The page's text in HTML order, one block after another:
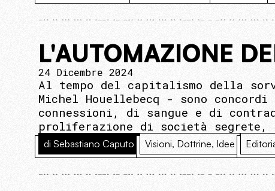
L'AUTOMAZIONE
24 Dicembre 2024
Al tempo del capitalismo della
Michel Houellebecq - sono
connessioni, di sangue e di
proliferazione di società
di Sebastiano Caputo Visioni, Dottrine, Idee